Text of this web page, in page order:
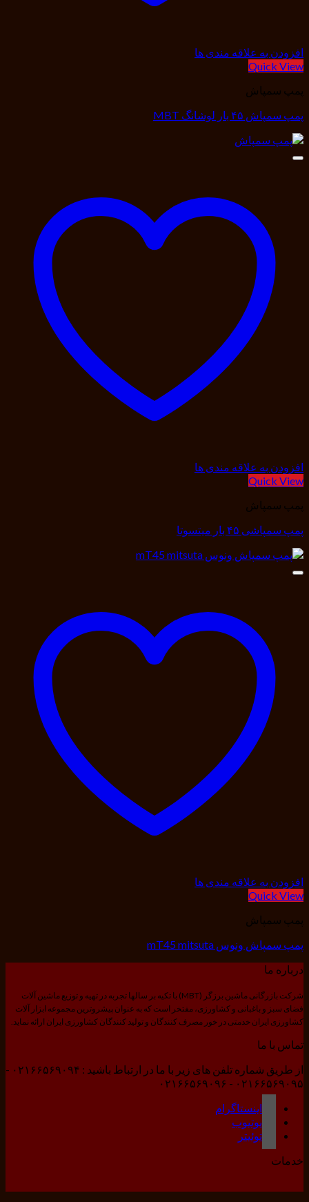
افزودن به علاقه مندی ها
Quick View
پمپ سمپاش
پمپ سمپاش ۴۵ بار لوشانگ MBT
افزودن به علاقه مندی ها
Quick View
پمپ سمپاش
پمپ سمپاشی ۴۵ بار میتسوتا
افزودن به علاقه مندی ها
Quick View
پمپ سمپاش
پمپ سمپاش ونوس mT45 mitsuta
درباره ما
شرکت بازرگانی ماشین برزگر (MBT) با تکیه بر سالها تجربه در تهیه و توزیع ماشین آلات
فضای سبز و باغبانی و کشاورزی، مفتخر است که به عنوان پیشروترین مجموعه ابزار آلات
کشاورزی ایران خدمتی در خور مصرف کنندگان و تولید کنندگان کشاورزی ایران ارائه نماید.
تماس با ما
از طریق شماره تلفن های زیر با ما در ارتباط باشید : ۰۲۱۶۶۵۶۹۰۹۴ -
۰۲۱۶۶۵۶۹۰۹۵ - ۰۲۱۶۶۵۶۹۰۹۶
اینستاگرام
یوتیوب
توئیتر
خدمات